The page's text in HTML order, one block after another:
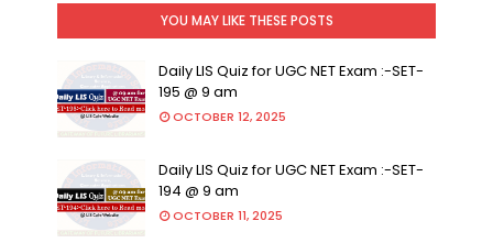
YOU MAY LIKE THESE POSTS
Daily LIS Quiz for UGC NET Exam :-SET-
195 @ 9 am
OCTOBER 12, 2025
Daily LIS Quiz for UGC NET Exam :-SET-
194 @ 9 am
OCTOBER 11, 2025